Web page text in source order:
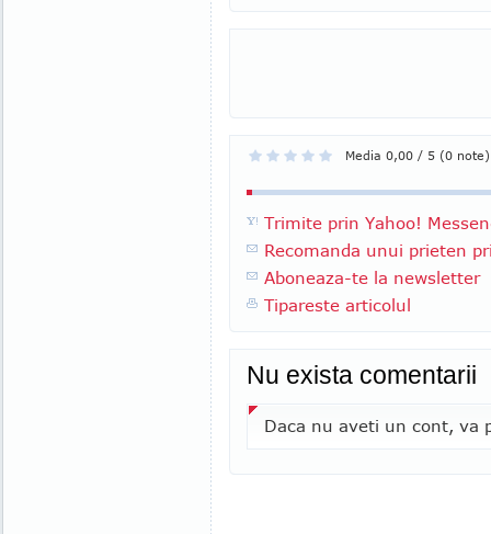
Media 0,00 / 5 (0 note)
Trimite prin Yahoo!
Recomanda unui prieten
Aboneaza-te la newsletter
Tipareste articolul
Nu exista comentarii
Daca nu aveti un cont, va